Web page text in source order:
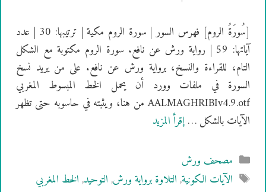
[سُورَةُ الروم] فهرس السور | سورة الروم مكية | ترتيبها: 30 | عدد
آياتها: 59 | رواية ورش عن نافع. سورة الروم مكتوبة مع الشكل
التام، للقراءة والنسخ، برواية ورش عن نافع. على من يريد نسخ
السورة في ملفات وورد أن يحمل الخط المبسوط المغربي
AALMAGHRIBIv4.9.otf من هنا، ويثبته في حاسوبه حتى تظهر
الآيات بالشكل …إقرأ المزيد
التصنيفات
مصحف ورش
الوسوم
الآيات الكونية,التلاوة برواية ورش,التوحيد,الخط المغربي